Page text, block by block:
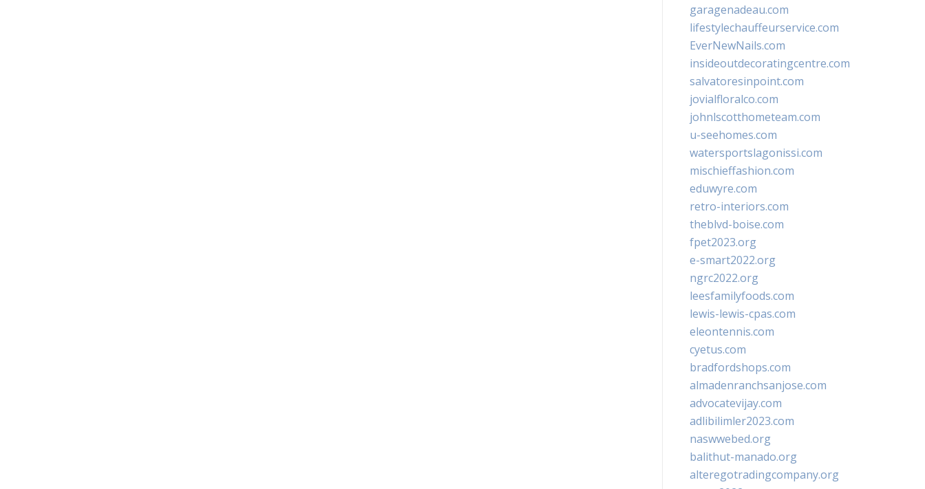
garagenadeau.com
lifestylechauffeurservice.com
EverNewNails.com
insideoutdecoratingcentre.com
salvatoresinpoint.com
jovialfloralco.com
johnlscotthometeam.com
u-seehomes.com
watersportslagonissi.com
mischieffashion.com
eduwyre.com
retro-interiors.com
theblvd-boise.com
fpet2023.org
e-smart2022.org
ngrc2022.org
leesfamilyfoods.com
lewis-lewis-cpas.com
eleontennis.com
cyetus.com
bradfordshops.com
almadenranchsanjose.com
advocatevijay.com
adlibilimler2023.com
naswwebed.org
balithut-manado.org
alteregotradingcompany.org